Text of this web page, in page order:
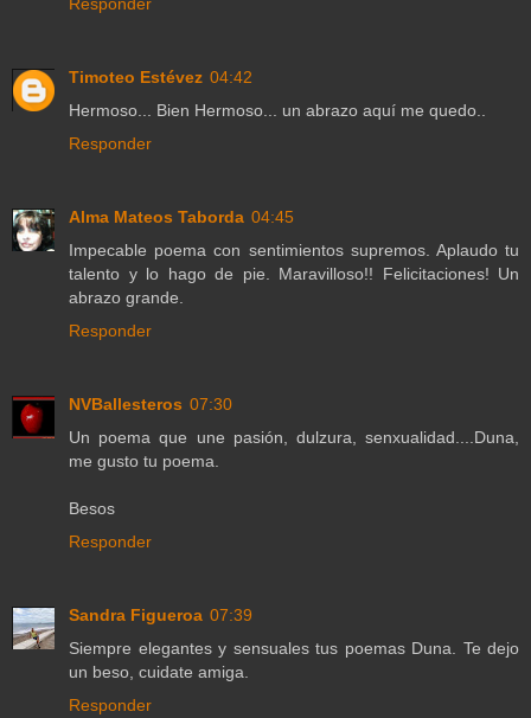
Timoteo Estévez 04:42
Hermoso... Bien Hermoso... un abrazo aquí me quedo..
Responder
Alma Mateos Taborda 04:45
Impecable poema con sentimientos supremos. Aplaudo tu
talento y lo hago de pie. Maravilloso!! Felicitaciones! Un
abrazo grande.
Responder
NVBallesteros 07:30
Un poema que une pasión, dulzura, senxualidad....Duna,
me gusto tu poema.
Besos
Responder
Sandra Figueroa 07:39
Siempre elegantes y sensuales tus poemas Duna. Te dejo
un beso, cuidate amiga.
Responder